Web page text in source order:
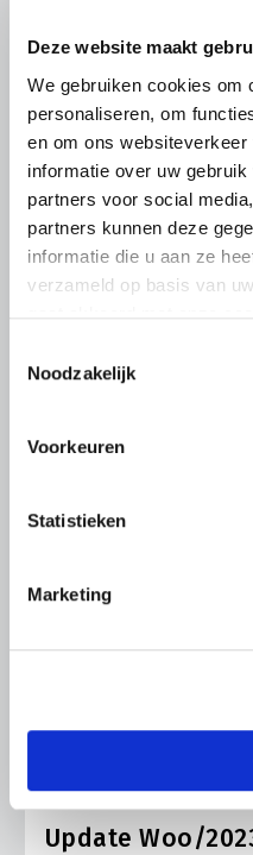
Deze website maakt
We gebruiken cookies om
personaliseren, om
en om ons
informatie over uw
partners voor social
partners kunnen deze
informatie die u aan ze
verzameld op basis van
Noodzakelijk
Voorkeuren
Statistieken
Marketing
ALGEMENE
28 JULI 2026
Warmere
voor hittestress
Warme zomerdagen
paardenhouders. Het
eenmalige actie.
ALGEMENE
Update Woo/